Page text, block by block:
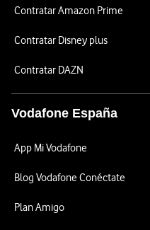
Contratar Amazon Prime
Contratar Disney plus
Contratar DAZN
Vodafone España
App Mi Vodafone
Blog Vodafone Conéctate
Plan Amigo